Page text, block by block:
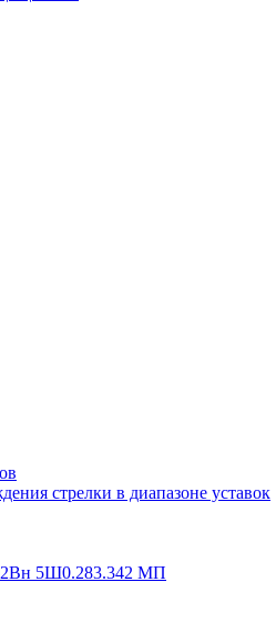
стрелки в диапазоне уставок
5Ш0.283.342 МП